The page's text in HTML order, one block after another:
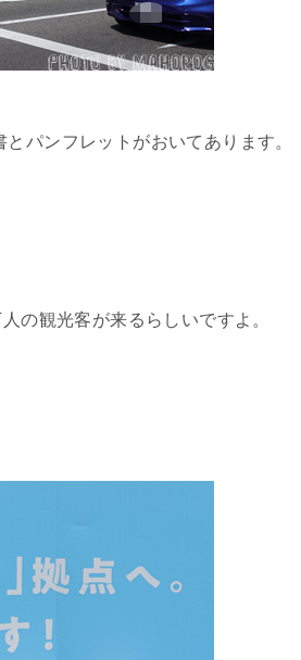
パンフレットがおいてあります。
の観光客が来るらしいですよ。